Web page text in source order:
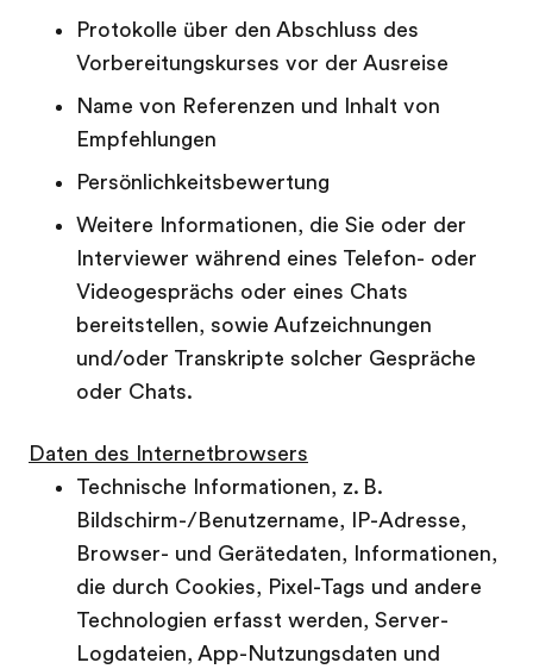
Protokolle über den Abschluss des
Vorbereitungskurses vor der Ausreise
Name von Referenzen und Inhalt von
Empfehlungen
Persönlichkeitsbewertung
Weitere Informationen, die Sie oder der
Interviewer während eines Telefon- oder
Videogesprächs oder eines Chats
bereitstellen, sowie Aufzeichnungen
und/oder Transkripte solcher Gespräche
oder Chats.
Daten des Internetbrowsers
Technische Informationen, z. B.
Bildschirm-/Benutzername, IP-Adresse,
Browser- und Gerätedaten, Informationen,
die durch Cookies, Pixel-Tags und andere
Technologien erfasst werden, Server-
Logdateien, App-Nutzungsdaten und